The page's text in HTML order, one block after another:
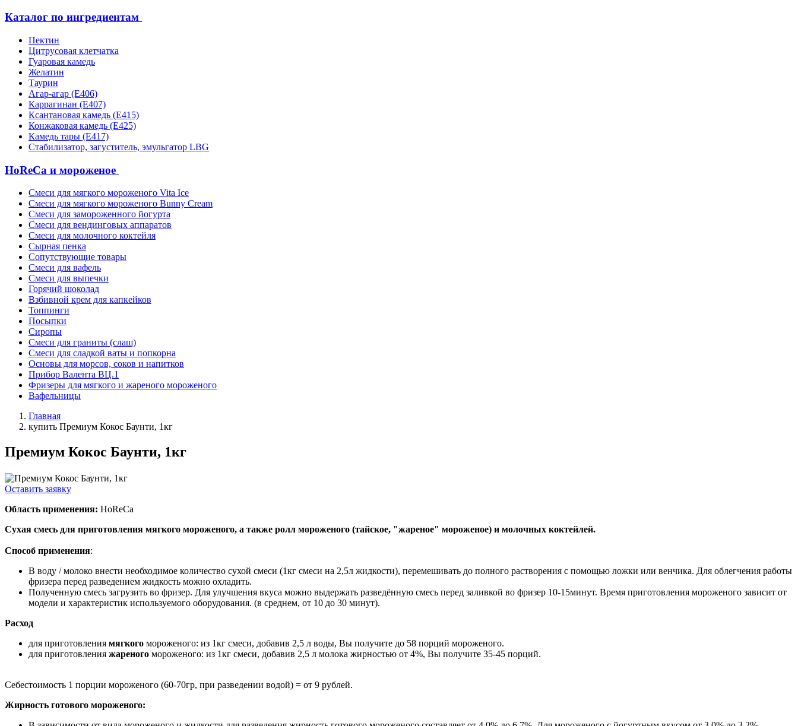
Каталог по ингредиентам
Пектин
Цитрусовая клетчатка
Гуаровая камедь
Желатин
Таурин
Агар-агар (Е406)
Каррагинан (Е407)
Ксантановая камедь (Е415)
Конжаковая камедь (Е425)
Камедь тары (Е417)
Стабилизатор, загуститель, эмульгатор LBG
HoReCa и мороженое
Смеси для мягкого мороженого Vita Ice
Смеси для мягкого мороженого Bunny Cream
Смеси для замороженного йогурта
Смеси для вендинговых аппаратов
Смеси для молочного коктейля
Сырная пенка
Сопутствующие товары
Смеси для вафель
Смеси для выпечки
Горячий шоколад
Взбивной крем для капкейков
Топпинги
Посыпки
Сиропы
Смеси для граниты (слаш)
Смеси для сладкой ваты и попкорна
Основы для морсов, соков и напитков
Прибор Валента ВЦ.1
Фризеры для мягкого и жареного мороженого
Вафельницы
Главная
купить Премиум Кокос Баунти, 1кг
Премиум Кокос Баунти, 1кг
Оставить заявку
Область применения: HoReCa
Сухая смесь для приготовления мягкого мороженого, а также ролл мороженого (тайское, "жареное" мороженое) и молочных коктейлей.
Способ применения:
В воду / молоко внести необходимое количество сухой смеси (1кг смеси на 2,5л жидкости), перемешивать до полного растворения с помощью ложки или венчика. Для облегчения работы
фризера перед разведением жидкость можно охладить.
Полученную смесь загрузить во фризер. Для улучшения вкуса можно выдержать разведённую смесь перед заливкой во фризер 10-15минут. Время приготовления мороженого зависит от
модели и характеристик используемого оборудования. (в среднем, от 10 до 30 минут).
Расход
для приготовления мягкого мороженого: из 1кг смеси, добавив 2,5 л воды, Вы получите до 58 порций мороженого.
для приготовления жареного мороженого: из 1кг смеси, добавив 2,5 л молока жирностью от 4%, Вы получите 35-45 порций.
Себестоимость 1 порции мороженого (60-70гр, при разведении водой) = от 9 рублей.
Жирность готового мороженого: